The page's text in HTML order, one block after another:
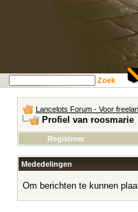
Zoek
Lancelots Forum - Voor
Profiel van roosmarie
Registreer
Mededelingen
Om berichten te kunnen